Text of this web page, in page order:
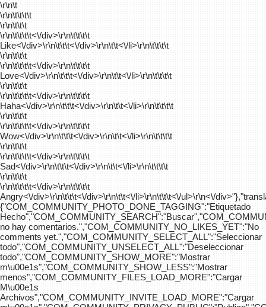
\r\n\t
\r\n\t\t\t\t
\r\n\t\t\t
\r\n\t\t\t\t<\/div>\r\n\t\t\t\t
Like<\/div>\r\n\t\t\t<\/div>\r\n\t\t<\/li>\r\n\t\t\t\t
\r\n\t\t\t
\r\n\t\t\t\t<\/div>\r\n\t\t\t\t
Love<\/div>\r\n\t\t\t<\/div>\r\n\t\t<\/li>\r\n\t\t\t\t
\r\n\t\t\t
\r\n\t\t\t\t<\/div>\r\n\t\t\t\t
Haha<\/div>\r\n\t\t\t<\/div>\r\n\t\t<\/li>\r\n\t\t\t\t
\r\n\t\t\t
\r\n\t\t\t\t<\/div>\r\n\t\t\t\t
Wow<\/div>\r\n\t\t\t<\/div>\r\n\t\t<\/li>\r\n\t\t\t\t
\r\n\t\t\t
\r\n\t\t\t\t<\/div>\r\n\t\t\t\t
Sad<\/div>\r\n\t\t\t<\/div>\r\n\t\t<\/li>\r\n\t\t\t\t
\r\n\t\t\t
\r\n\t\t\t\t<\/div>\r\n\t\t\t\t
Angry<\/div>\r\n\t\t\t<\/div>\r\n\t\t<\/li>\r\n\t\t\t<\/ul>\r\n<\/
{"COM_COMMUNITY_PHOTO_DONE_TAGGING":"Etiquetado
no hay comentarios.","COM_COMMUNITY_NO_LIKES_YET":"No
comments yet.","COM_COMMUNITY_SELECT_ALL":"Seleccionar
todo","COM_COMMUNITY_UNSELECT_ALL":"Deseleccionar
todo","COM_COMMUNITY_SHOW_MORE":"Mostrar
m\u00e1s","COM_COMMUNITY_SHOW_LESS":"Mostrar
menos","COM_COMMUNITY_FILES_LOAD_MORE":"Cargar
M\u00e1s
Archivos","COM_COMMUNITY_INVITE_LOAD_MORE":"Cargar